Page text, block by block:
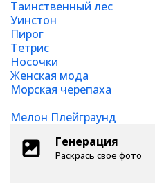
Таинственный лес
Уинстон
Пирог
Тетрис
Носочки
Женская мода
Морская черепаха
Мелон Плейграунд
Генерация
Раскрась свое фото